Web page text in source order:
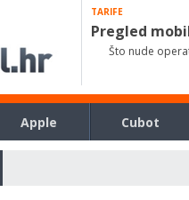
TARIFE
Pregled
Što nude
Apple Cubot